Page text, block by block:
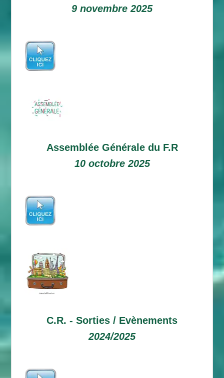
9 novembre 2025
Assemblée Générale du F.R
10 octobre 2025
C.R. - Sorties / Evènements
2024/2025